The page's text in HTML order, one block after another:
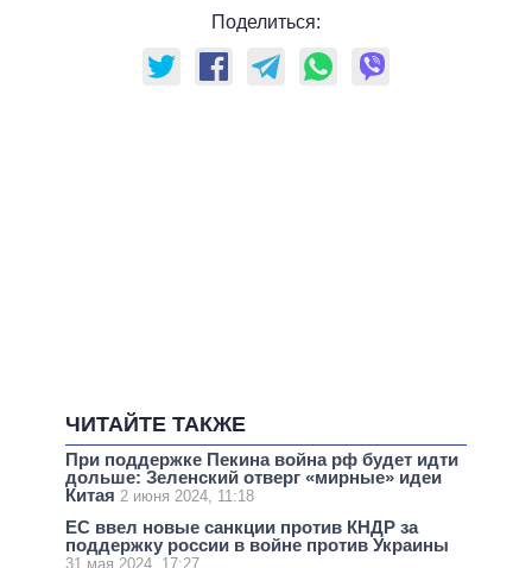
Поделиться:
ЧИТАЙТЕ ТАКЖЕ
При поддержке Пекина война рф будет идти
дольше: Зеленский отверг «мирные» идеи
Китая 2 июня 2024, 11:18
ЕС ввел новые санкции против КНДР за
поддержку россии в войне против Украины
31 мая 2024, 17:27